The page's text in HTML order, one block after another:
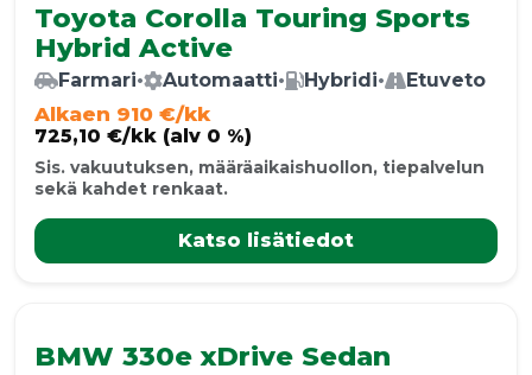
Toyota Corolla Touring Sports
Hybrid Active
Farmari• Automaatti• Hybridi• Etuveto
Alkaen 910 €/kk
725,10 €/kk (alv 0 %)
Sis. vakuutuksen, määräaikaishuollon, tiepalvelun
sekä kahdet renkaat.
Katso lisätiedot
BMW 330e xDrive Sedan